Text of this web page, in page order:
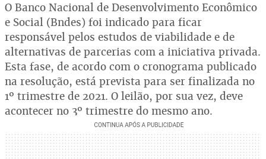
O Banco Nacional de Desenvolvimento Econômico
e Social (Bndes) foi indicado para ficar
responsável pelos estudos de viabilidade e de
alternativas de parcerias com a iniciativa privada.
Esta fase, de acordo com o cronograma publicado
na resolução, está prevista para ser finalizada no
1º trimestre de 2021. O leilão, por sua vez, deve
acontecer no 3º trimestre do mesmo ano.